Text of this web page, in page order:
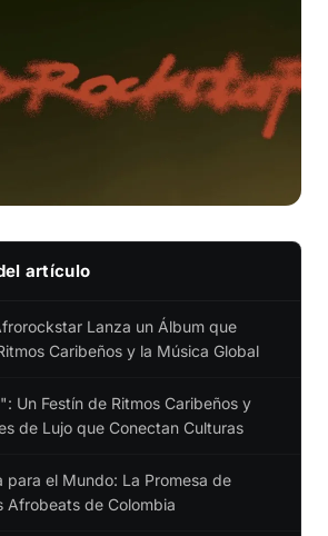
artículo
Lanza un Álbum que
Caribeños y la Música Global
Un Festín de Ritmos Caribeños y
de Lujo que Conectan Culturas
para el Mundo: La Promesa de
Afrobeats de Colombia